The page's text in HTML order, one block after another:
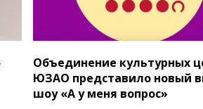
Объединение культурных
ЮЗАО представило новый
шоу «А у меня вопрос»